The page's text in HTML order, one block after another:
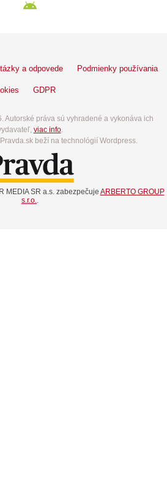
a odpovede Podmienky používania
GDPR
Autorské práva sú vyhradené a vykonáva ich
viac info.
beží na technológií Wordpress.
MEDIA SR a.s. zabezpečuje ARBERTO GROUP
s.r.o..